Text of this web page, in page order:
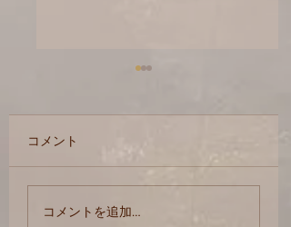
個性 体質 性格 ？？
コメント
コメントを追加…